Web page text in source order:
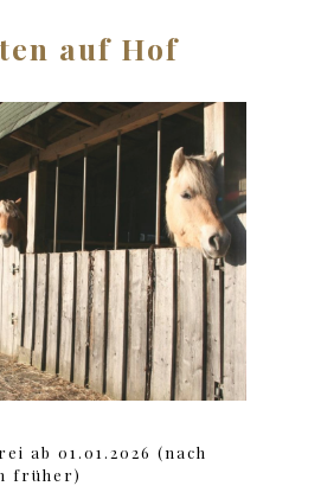
auf Hof
ab 01.01.2026 (nach
früher)